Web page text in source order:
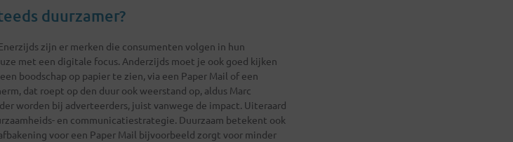
duurzamer?
zijn er merken die consumenten volgen in hun
met een digitale focus. Anderzijds moet je ook goed kijken
boodschap op papier te zien, via een Paper Mail of een
dat roept op den duur ook weerstand op, aldus Marc
worden bij adverteerders, juist vanwege de impact. Uiteraard
en communicatiestrategie. Duurzaam betekent ook
voor een Paper Mail bijvoorbeeld zorgt voor minder